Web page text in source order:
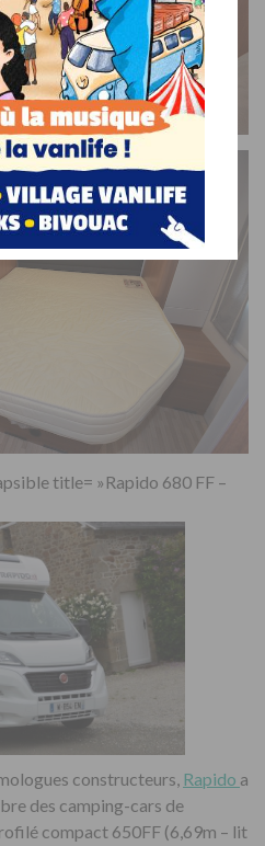
title= »Rapido 680 FF –
constructeurs, Rapido a
des camping-cars de
compact 650FF (6,69m – lit